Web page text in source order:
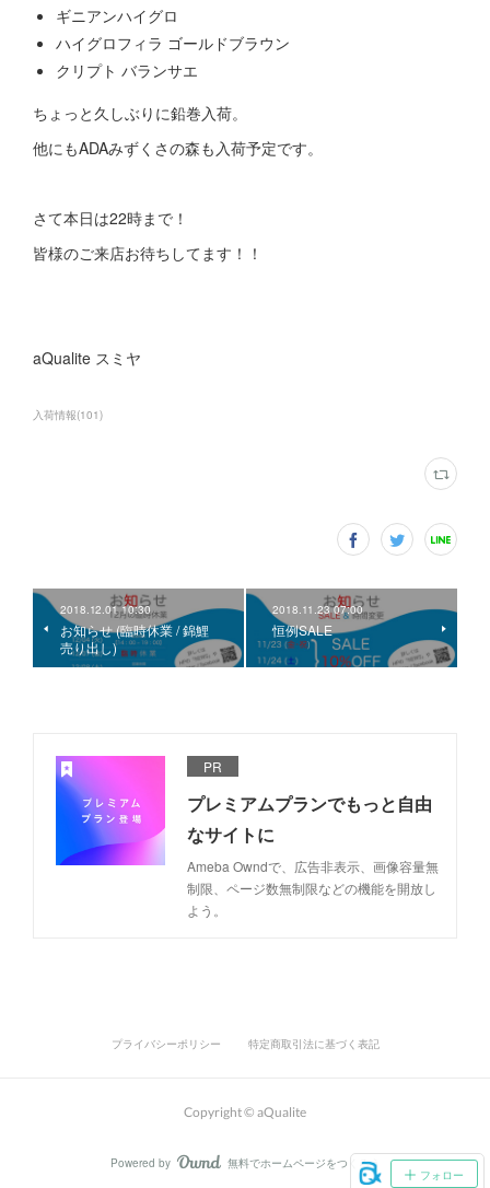
ギニアンハイグロ
ハイグロフィラ ゴールドブラウン
クリプト バランサエ
ちょっと久しぶりに鉛巻入荷。
他にもADAみずくさの森も入荷予定です。
さて本日は22時まで！
皆様のご来店お待ちしてます！！
aQualite スミヤ
入荷情報(101)
2018.12.01 10:30
お知らせ (臨時休業 / 錦鯉
売り出し)
2018.11.23 07:00
恒例SALE
PR
プレミアムプランでもっと自由
なサイトに
Ameba Owndで、広告非表示、画像容量無
制限、ページ数無制限などの機能を開放し
よう。
フォロー
プライバシーポリシー 特定商取引法に基づく表記
Copyright © aQualite
Powered by AmebaOwnd
無料でホームページをつくろう